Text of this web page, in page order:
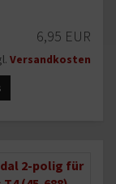
6,95 EUR
Versandkosten